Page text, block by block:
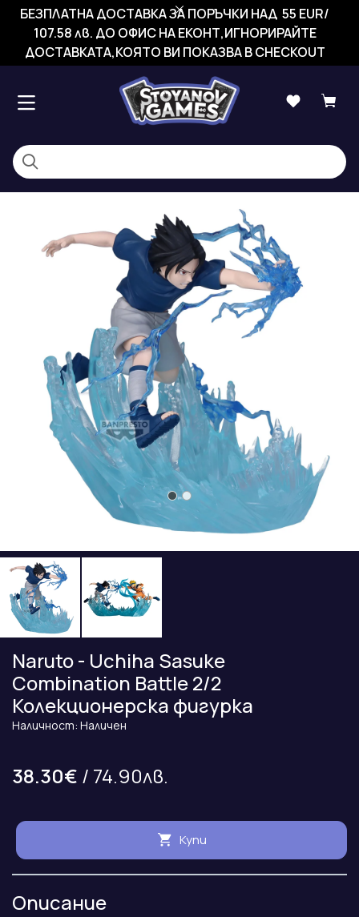
БЕЗПЛАТНА ДОСТАВКА ЗА ПОРЪЧКИ НАД 55 EUR/
107.58 лв. ДО ОФИС НА ЕКОНТ,ИГНОРИРАЙТЕ
ДОСТАВКАТА,КОЯТО ВИ ПОКАЗВА В CHECKOUT
Naruto - Uchiha Sasuke
Combination Battle 2/2
Колекционерска фигурка
Наличност: Наличен
38.30€ / 74.90лв.
Купи
Описание